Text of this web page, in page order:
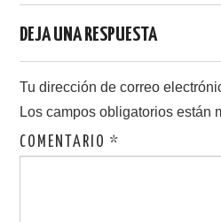
DEJA UNA RESPUESTA
Tu dirección de correo
Los campos obligatorios están
COMENTARIO*